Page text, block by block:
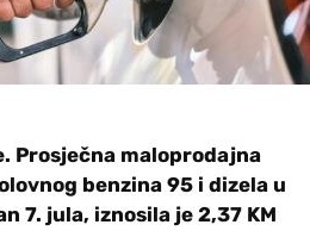
Prosječna maloprodajna
benzina 95 i dizela u
7. jula, iznosila je 2,37 KM